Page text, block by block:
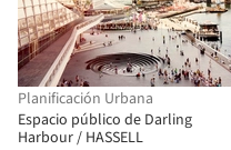
Planificación Urbana
Espacio público de Darling
Harbour / HASSELL